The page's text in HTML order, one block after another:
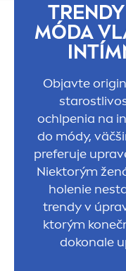
MÓDA
Objavte
ochlpenia na
do módy,
preferuje
Niektorým
holenie
trendy v
ktorým
dokonale